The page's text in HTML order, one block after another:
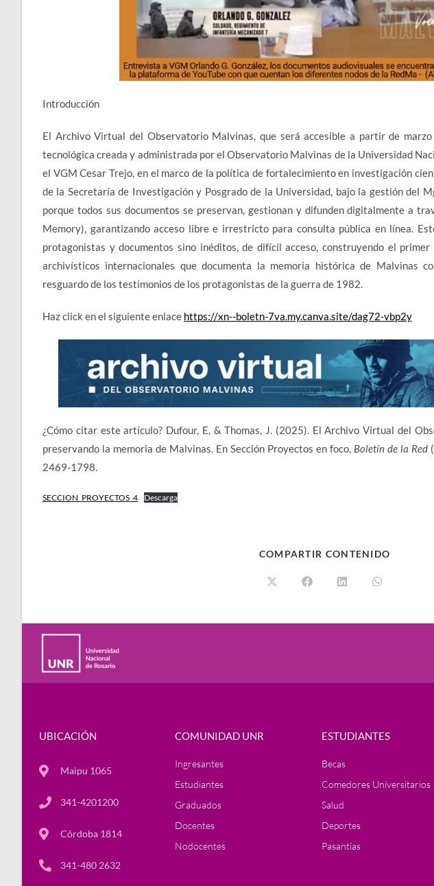
Introducción
El Archivo Virtual del Observatorio Malvinas, que será accesible a partir de
tecnológica creada y administrada por el Observatorio Malvinas de la Universidad
el VGM Cesar Trejo, en el marco de la política de fortalecimiento en investigación
de la Secretaría de Investigación y Posgrado de la Universidad, bajo la gestión del
porque todos sus documentos se preservan, gestionan y difunden digitalmente a
Memory), garantizando acceso libre e irrestricto para consulta pública en línea.
protagonistas y documentos sino inéditos, de difícil acceso, construyendo el
archivísticos internacionales que documenta la memoria histórica de Malvinas
resguardo de los testimonios de los protagonistas de la guerra de 1982.
Haz click en el siguiente enlace https://xn--boletn-7va.my.canva.site/dag72-vbp2y
¿Cómo citar este artículo? Dufour, E, & Thomas, J. (2025). El Archivo Virtual del
preservando la memoria de Malvinas. En Sección Proyectos en foco, Boletín de la Red
2469-1798.
SECCION_PROYECTOS_4 Descarga
COMPARTIR CONTENIDO
UBICACIÓN
Maipu 1065
341-4201200
Córdoba 1814
341-480 2632
COMUNIDAD UNR
Ingresantes
Estudiantes
Graduados
Docentes
Nodocentes
ESTUDIANTES
Becas
Comedores Universitarios
Salud
Deportes
Pasantías